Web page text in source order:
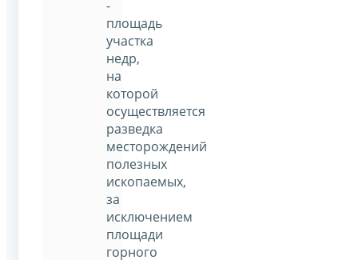
-
площадь
участка
недр,
на
которой
осуществляется
разведка
месторождений
полезных
ископаемых,
за
исключением
площади
горного